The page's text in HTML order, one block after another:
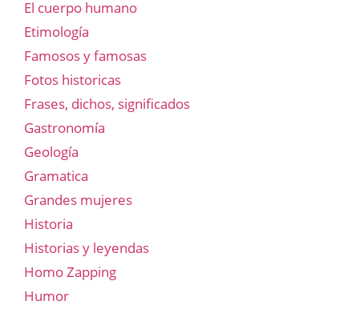
El cuerpo humano
Etimología
Famosos y famosas
Fotos historicas
Frases, dichos, significados
Gastronomía
Geología
Gramatica
Grandes mujeres
Historia
Historias y leyendas
Homo Zapping
Humor